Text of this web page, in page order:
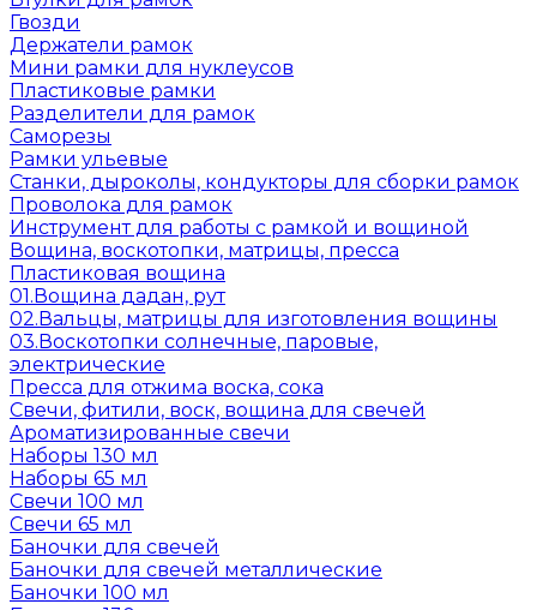
Гвозди
Держатели рамок
Мини рамки для нуклеусов
Пластиковые рамки
Разделители для рамок
Саморезы
Рамки ульевые
Станки, дыроколы, кондукторы для сборки рамок
Проволока для рамок
Инструмент для работы с рамкой и вощиной
Вощина, воскотопки, матрицы, пресса
Пластиковая вощина
01.Вощина дадан, рут
02.Вальцы, матрицы для изготовления вощины
03.Воскотопки солнечные, паровые,
электрические
Пресса для отжима воска, сока
Свечи, фитили, воск, вощина для свечей
Ароматизированные свечи
Наборы 130 мл
Наборы 65 мл
Свечи 100 мл
Свечи 65 мл
Баночки для свечей
Баночки для свечей металлические
Баночки 100 мл